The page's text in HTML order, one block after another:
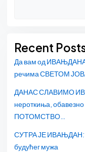
Recent
Да вам од ИВАЊДАНА
речима СВЕТОМ
ДАНАС СЛАВИМО
нероткиња,
ПОТОМСТВО…
СУТРА ЈЕ ИВАЊДАН:
будућег мужа